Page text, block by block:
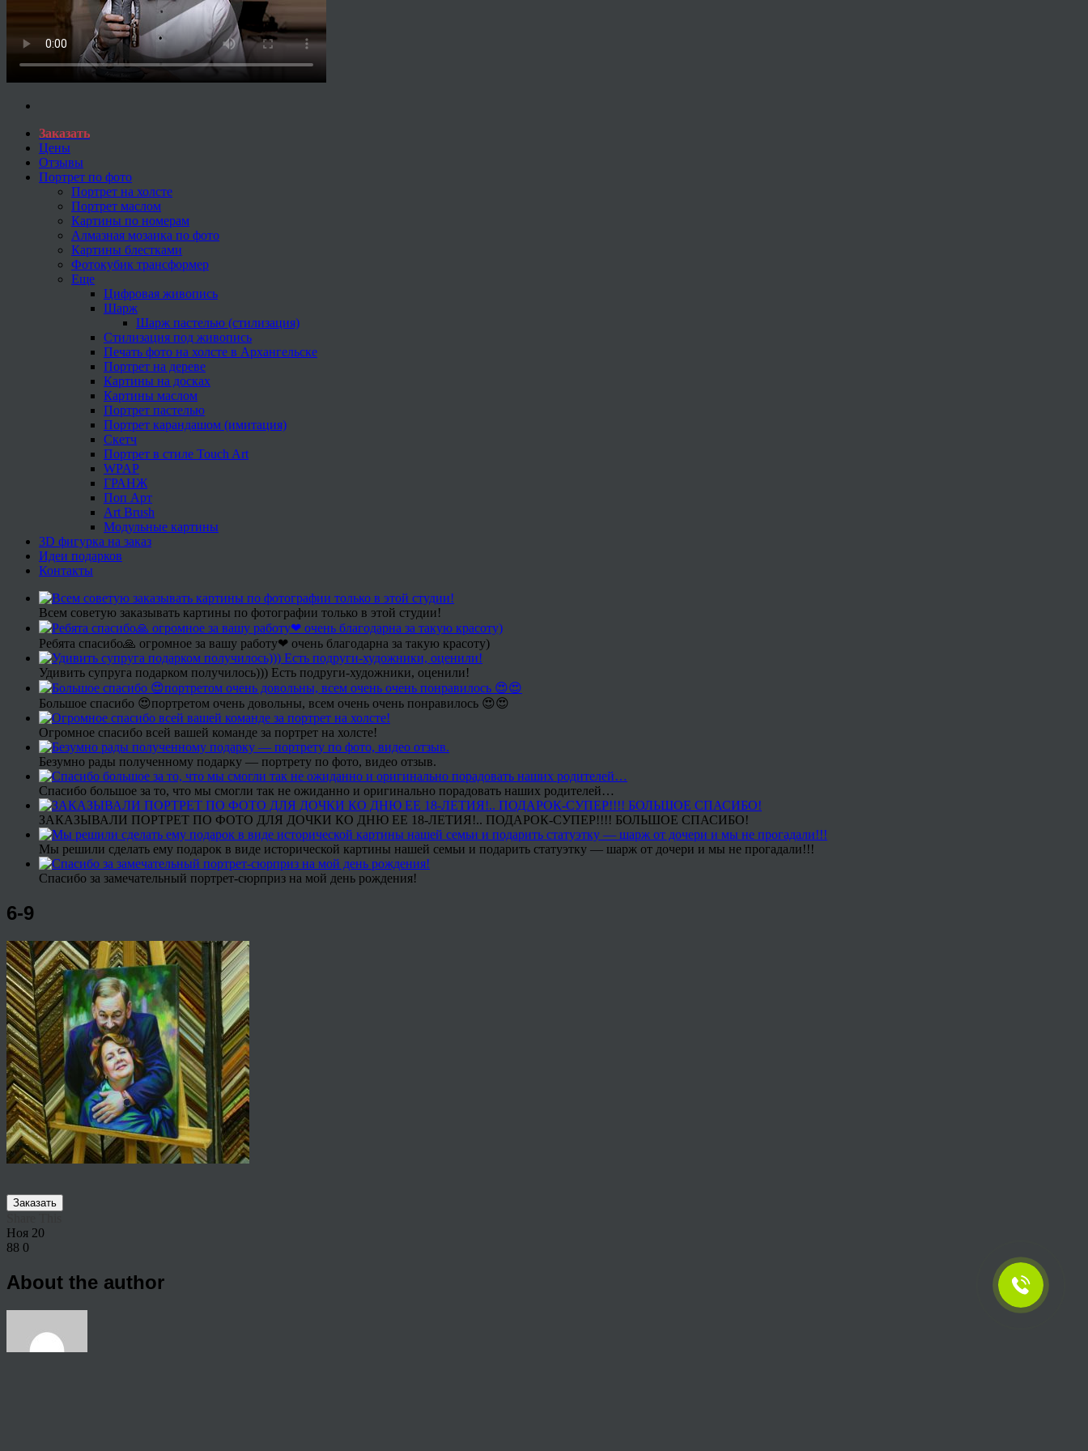
Заказать
Цены
Отзывы
Портрет по фото
Портрет на холсте
Портрет маслом
Картины по номерам
Алмазная мозаика по фото
Картины блестками
Фотокубик трансформер
Еще
Цифровая живопись
Шарж
Шарж пастелью (стилизация)
Стилизация под живопись
Печать фото на холсте в Архангельске
Портрет на дереве
Картины на досках
Картины маслом
Портрет пастелью
Портрет карандашом (имитация)
Скетч
Портрет в стиле Touch Art
WPAP
ГРАНЖ
Поп Арт
Art Brush
Модульные картины
3D фигурка на заказ
Идеи подарков
Контакты
Всем советую заказывать картины по фотографии только в этой студии!
Ребята спасибо🙏 огромное за вашу работу❤ очень благодарна за такую красоту)
Удивить супруга подарком получилось))) Есть подруги-художники, оценили!
Большое спасибо 😍портретом очень довольны, всем очень очень понравилось 😍😍
Огромное спасибо всей вашей команде за портрет на холсте!
Безумно рады полученному подарку — портрету по фото, видео отзыв.
Спасибо большое за то, что мы смогли так не ожиданно и оригинально порадовать наших родителей…
ЗАКАЗЫВАЛИ ПОРТРЕТ ПО ФОТО ДЛЯ ДОЧКИ КО ДНЮ ЕЕ 18-ЛЕТИЯ!.. ПОДАРОК-СУПЕР!!!! БОЛЬШОЕ СПАСИБО!
Мы решили сделать ему подарок в виде исторической картины нашей семьи и подарить статуэтку — шарж от дочери и мы не прогадали!!!
Спасибо за замечательный портрет-сюрприз на мой день рождения!
6-9
Заказать
Ноя 20
88 0
About the author